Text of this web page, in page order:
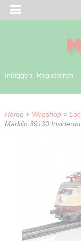
Inloggen Registreren
Home > Webshop >
Märklin 39130